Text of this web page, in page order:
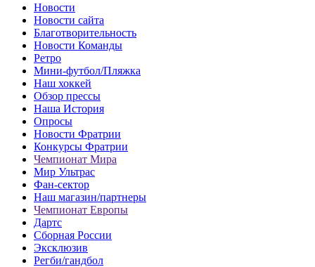
Новости
Новости сайта
Благотворительность
Новости Команды
Ретро
Мини-футбол/Пляжка
Наш хоккей
Обзор прессы
Наша История
Опросы
Новости Фратрии
Конкурсы Фратрии
Чемпионат Мира
Мир Ультрас
Фан-cектор
Наш магазин/партнеры
Чемпионат Европы
Дартс
Сборная России
Эксклюзив
Регби/гандбол